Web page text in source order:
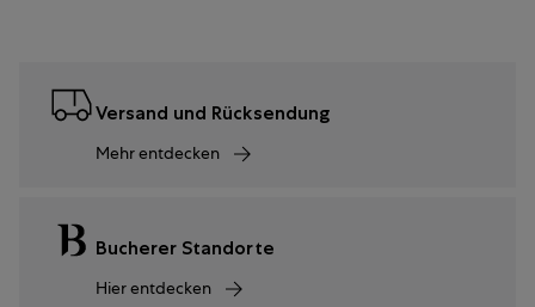
Versand und Rücksendung
Mehr entdecken
Bucherer Standorte
Hier entdecken